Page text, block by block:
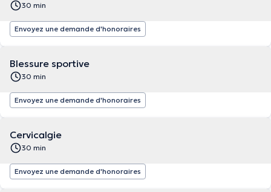
30 min
Envoyez une demande d'honoraires
Blessure sportive
30 min
Envoyez une demande d'honoraires
Cervicalgie
30 min
Envoyez une demande d'honoraires